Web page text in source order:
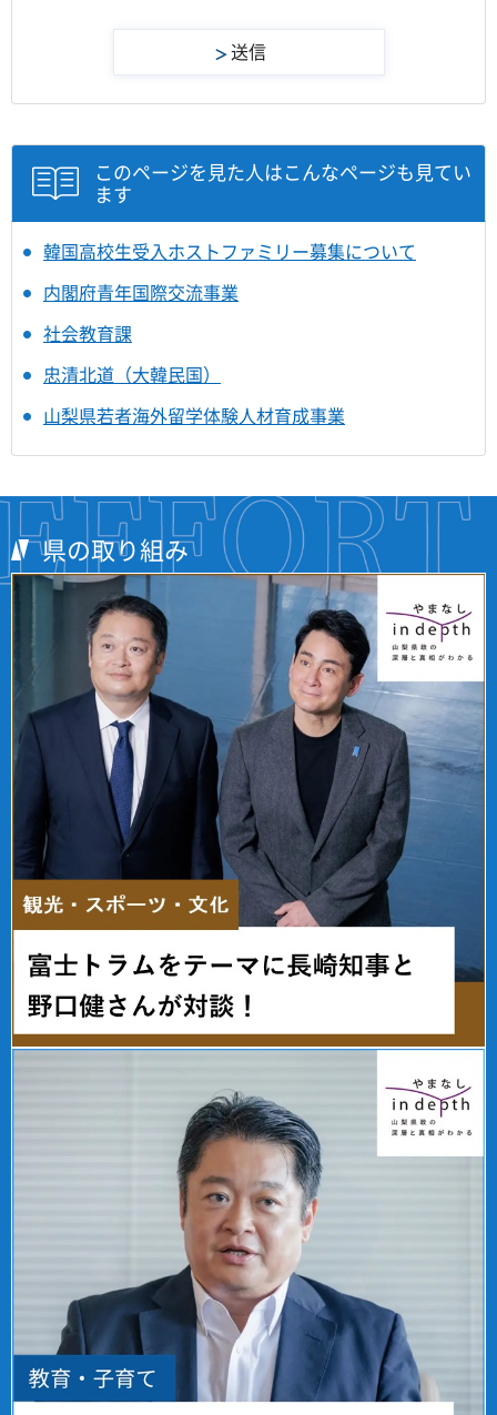
このページを見た人はこんなページも見てい
ます
韓国高校生受入ホストファミリー募集について
内閣府青年国際交流事業
社会教育課
忠清北道（大韓民国）
山梨県若者海外留学体験人材育成事業
県の取り組み